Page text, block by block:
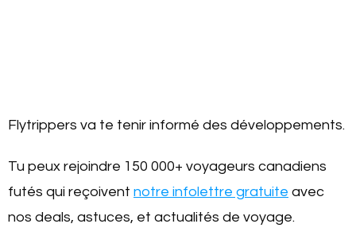
Flytrippers va te tenir informé des développements.
Tu peux rejoindre 150 000+ voyageurs canadiens
futés qui reçoivent notre infolettre gratuite avec
nos deals, astuces, et actualités de voyage.